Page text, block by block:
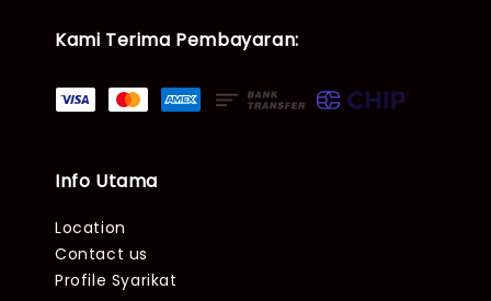
Kami Terima Pembayaran:
Info Utama
Location
Contact us
Profile Syarikat